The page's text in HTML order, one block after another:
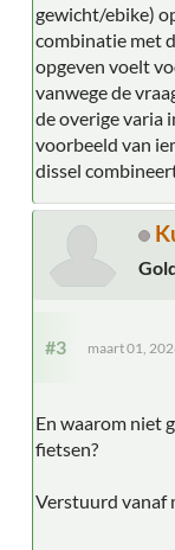
gewicht/ebike)
combinatie met
opgeven voelt
vanwege de
de overige varia
voorbeeld van
dissel
#3 maart 01,
En waarom niet
fietsen?
Verstuurd vanaf